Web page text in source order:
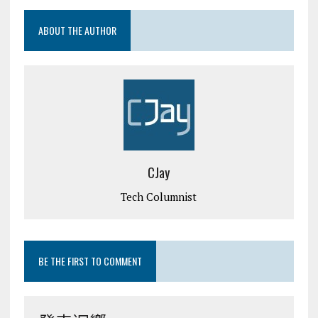
ABOUT THE AUTHOR
CJay
Tech Columnist
BE THE FIRST TO COMMENT